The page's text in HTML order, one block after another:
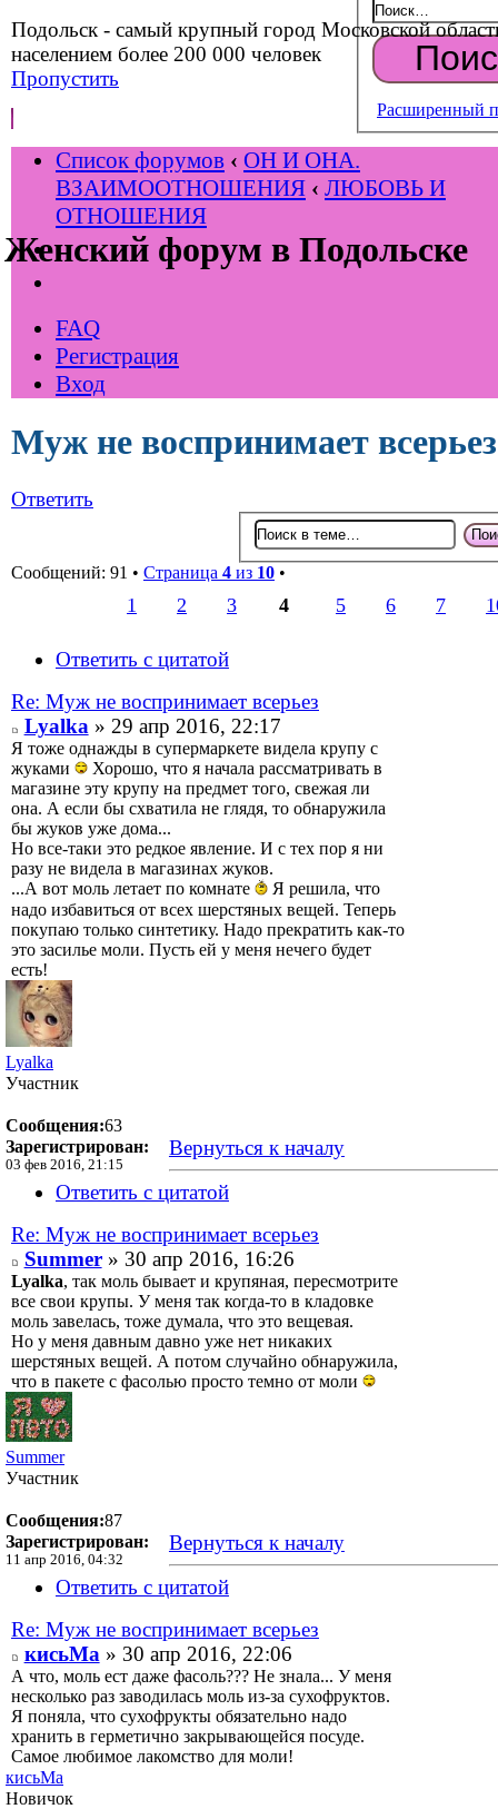
Подольск - самый крупный город Московской
населением более 200 000 человек
Пропустить
Женский форум в Подольске
Расширенный
Список форумов ‹ ОН И ОНА.
ВЗАИМООТНОШЕНИЯ ‹ ЛЮБОВЬ И
ОТНОШЕНИЯ
FAQ
Регистрация
Вход
Муж не воспринимает всерьез
Ответить
Сообщений: 91 • Страница 4 из 10 •
1 2 3 4 5 6 7
Ответить с цитатой
Re: Муж не воспринимает всерьез
Lyalka» 29 апр 2016, 22:17
Я тоже однажды в супермаркете видела крупу с
жуками
Хорошо, что я начала рассматривать в
магазине эту крупу на предмет того, свежая ли
она. А если бы схватила не глядя, то обнаружила
бы жуков уже дома...
Но все-таки это редкое явление. И с тех пор я ни
разу не видела в магазинах жуков.
...А вот моль летает по комнате
Я решила, что
надо избавиться от всех шерстяных вещей. Теперь
покупаю только синтетику. Надо прекратить как-то
это засилье моли. Пусть ей у меня нечего будет
есть!
Lyalka
Участник
Сообщения:63
Зарегистрирован:
03 фев 2016, 21:15
Вернуться к началу
Ответить с цитатой
Re: Муж не воспринимает всерьез
Summer» 30 апр 2016, 16:26
Lyalka, так моль бывает и крупяная, пересмотрите
все свои крупы. У меня так когда-то в кладовке
моль завелась, тоже думала, что это вещевая.
Но у меня давным давно уже нет никаких
шерстяных вещей. А потом случайно обнаружила,
что в пакете с фасолью просто темно от моли
Summer
Участник
Сообщения:87
Зарегистрирован:
11 апр 2016, 04:32
Вернуться к началу
Ответить с цитатой
Re: Муж не воспринимает всерьез
кисьМа » 30 апр 2016, 22:06
А что, моль ест даже фасоль??? Не знала... У меня
несколько раз заводилась моль из-за сухофруктов.
Я поняла, что сухофрукты обязательно надо
хранить в герметично закрывающейся посуде.
Самое любимое лакомство для моли!
кисьМа
Новичок